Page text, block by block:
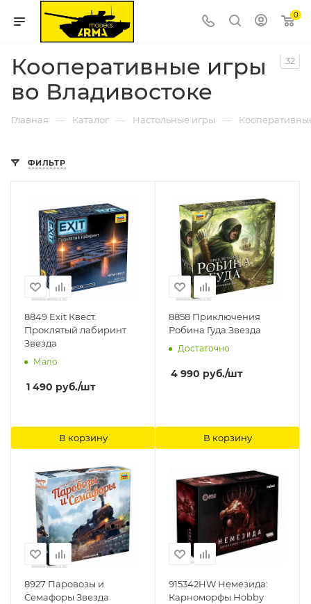
0
Кооперативные игры
во Владивостоке
32
Главная — Каталог — Настольные игры —
ФИЛЬТР
8849 Exit Квест.
Проклятый лабиринт
Звезда
Мало
1 490 руб./шт
В корзину
8858 Приключения
Робина Гуда Звезда
Достаточно
4 990 руб./шт
В корзину
8927 Паровозы и
Семафоры Звезда
915342HW Немезида:
Карноморфы Hobby